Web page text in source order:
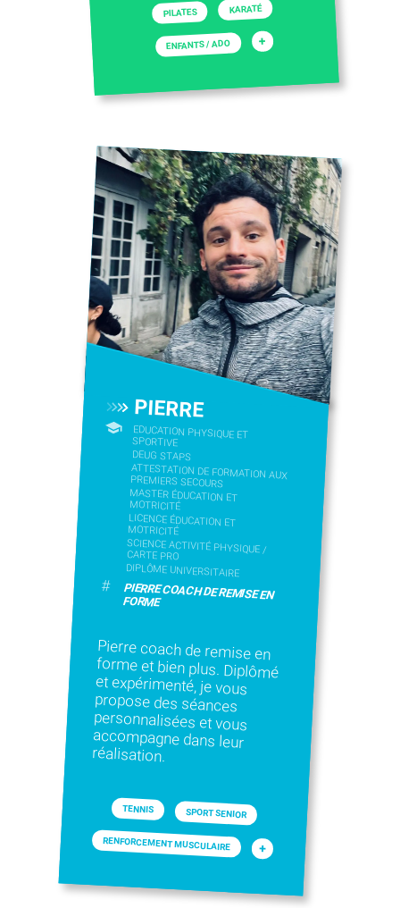
PILATES KARATÉ
ENFANTS / ADO +
PIERRE
EDUCATION PHYSIQUE ET
SPORTIVE
DEUG STAPS
ATTESTATION DE FORMATION AUX
PREMIERS SECOURS
MASTER ÉDUCATION ET
MOTRICITÉ
LICENCE ÉDUCATION ET
MOTRICITÉ
SCIENCE ACTIVITÉ PHYSIQUE /
CARTE PRO
DIPLÔME UNIVERSITAIRE
# PIERRE COACH DE REMISE EN
FORME
Pierre coach de remise en
forme et bien plus. Diplômé
et expérimenté, je vous
propose des séances
personnalisées et vous
accompagne dans leur
réalisation.
TENNIS SPORT SENIOR
RENFORCEMENT MUSCULAIRE +